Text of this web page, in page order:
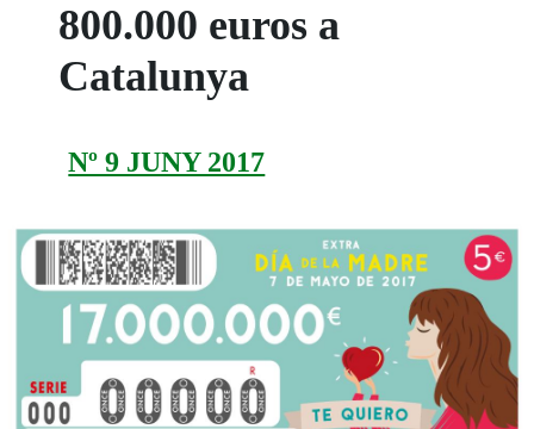
800.000 euros a
Catalunya
Nº 9 JUNY 2017